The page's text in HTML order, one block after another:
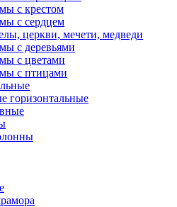
с крестом
с сердцем
церкви, мечети, медведи
с деревьями
с цветами
с птицами
горизонтальные